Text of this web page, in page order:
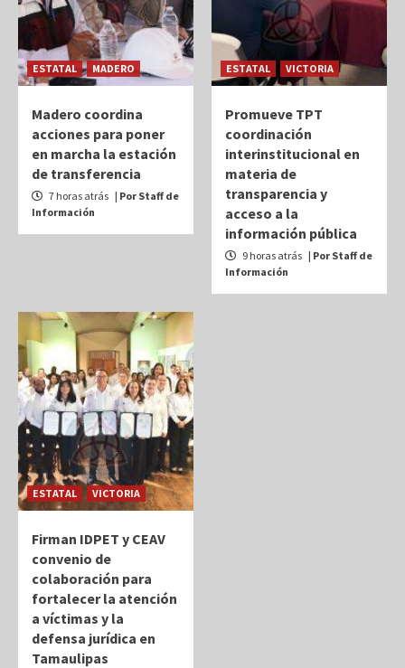
ESTATAL MADERO
Madero coordina
acciones para poner
en marcha la estación
de transferencia
7 horas atrás | Por Staff de
Información
ESTATAL VICTORIA
Promueve TPT
coordinación
interinstitucional en
materia de
transparencia y
acceso a la
información pública
9 horas atrás | Por Staff de
Información
ESTATAL VICTORIA
Firman IDPET y CEAV
convenio de
colaboración para
fortalecer la atención
a víctimas y la
defensa jurídica en
Tamaulipas